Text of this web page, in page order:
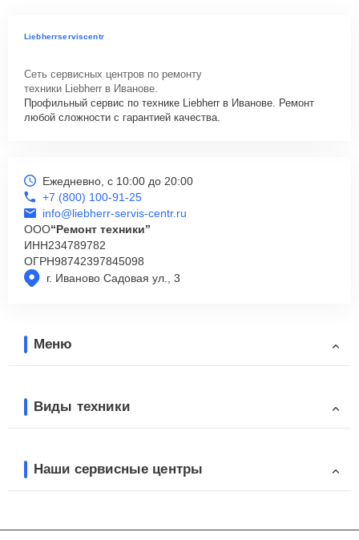
Liebherrserviscentr
Сеть сервисных центров по ремонту
техники Liebherr в Иванове.
Профильный сервис по технике Liebherr в Иванове. Ремонт
любой сложности с гарантией качества.
г. Иваново Садовая ул., 3
Ежедневно, с 10:00 до 20:00
+7 (800) 100-91-25
info@liebherr-servis-centr.ru
ООО“Ремонт техники”
ИНН234789782
ОГРН98742397845098
Меню
Виды техники
Наши сервисные центры